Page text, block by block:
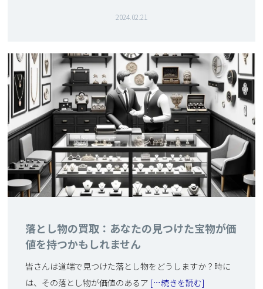
2024.02.21
落とし物の買取：あなたの見つけた宝物が価
値を持つかもしれません
皆さんは道端で見つけた落とし物をどうしますか？時に
は、その落とし物が価値のあるア […続きを読む]